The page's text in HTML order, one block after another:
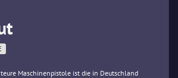
Maschinenpistole ist die in Deutschland